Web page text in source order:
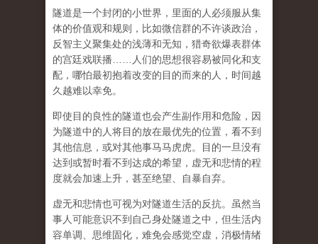
隧道是一个封闭的小世界，里面的人必须服从集
体的价值观和规则，比如微信群的不许谈政治，
反智主义聚集处的浅薄和无知，猎奇欲爆表群体
的宫廷戏联播……人们的思想很容易被同化和支
配，哪怕最初抱着改变的目的而来的人，时间越
久越难以幸免。
即使目的良性的隧道也会产生副作用和危险，因
为隧道中的人将目的放在最优先的位置，看不到
其他信息，或对其他事马马虎虎。目的一旦没有
达到或暂时看不到达成的希望，虚无和悲情的程
度就会加速上升，甚至绝望、自暴自弃。
虚无和悲情也可视为对隧道生活的反抗。虽然当
事人可能意识不到自己身处隧道之中，但生活内
容单调、思维固化，难免会感觉空虚，消极情绪